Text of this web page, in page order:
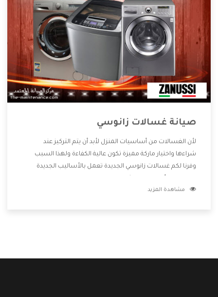
صيانة غسالات زانوسي
لأن الغسالات من أساسيات المنزل لأبد أن يتم التركيز عند
شراءها واختيار ماركة مميزة تكون عالية الكفاءة ولهذا السبب
وفرنا لكم غسالات زانوسي الجديدة تعمل بالأساليب الجديدة
بشراء المنتج وتقدم لنا الشركة أفضل الاسعار المناسبة للعملاء
مشاهدة المزيد